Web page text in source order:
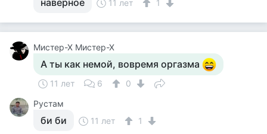
наверное 11 лет 1
Мистер-Х Мистер-Х
А ты как немой, вовремя оргазма
11 лет 6
0
Рустам
би би 11 лет 1